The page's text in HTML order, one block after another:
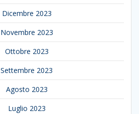
Dicembre 2023
Novembre 2023
Ottobre 2023
Settembre 2023
Agosto 2023
Luglio 2023